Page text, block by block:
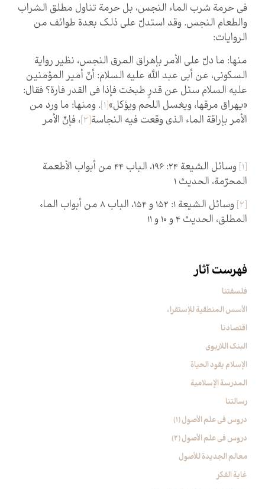
في حرمة شرب الماء النجس، بل حرمة تناول مطلق الشراب
والطعام النجس. وقد استدلّ على ذلك بعدة طوائف من
الروايات:
منها: ما دلّ على الأمر بإهراق المرق النجس، نظير رواية
السكوني، عن أبي عبد اللَّه عليه السلام: أنّ أمير المؤمنين
عليه السلام سئل عن قدرٍ طبخت فإذا في القدر فارة؟ فقال:
«يهراق مرقها، ويغسل اللحم ويؤكل»[1] . ومنها: ما ورد من
الأمر بإراقة الماء الذي وقعت فيه النجاسة[2] ، فإنّ الأمر
[1]
وسائل الشيعة 24: 196، الباب 44 من أبواب الأطعمة
المحرّمة، الحديث 1
[2]
وسائل الشيعة 1: 152 و 154، الباب 8 من أبواب الماء
المطلق، الحديث 4 و 10 و 11
فهرست آثار
فلسفتنا
الأسس المنطقیة للإستقراء
اقتصادنا
البنک اللاربوی
الإسلام یقود الحیاة
المدرسة الإسلامیة
رسالتنا
دروس فی علم الأصول (1)
دروس فی علم الأصول (2)
معالم الجدیدة للأصول
غایة الفکر